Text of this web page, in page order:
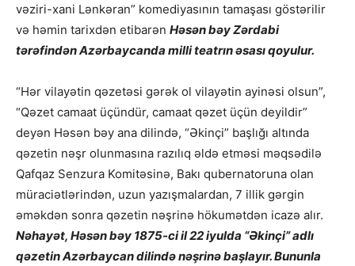
vəziri-xani Lənkəran” komediyasının tamaşası göstərilir
və həmin tarixdən etibarən Həsən bəy Zərdabi
tərəfindən Azərbaycanda milli teatrın əsası qoyulur.
“Hər vilayətin qəzetəsi gərək ol vilayətin ayinəsi olsun”,
“Qəzet camaat üçündür, camaat qəzet üçün deyildir”
deyən Həsən bəy ana dilində, “Əkinçi” başlığı altında
qəzetin nəşr olunmasına razılıq əldə etməsi məqsədilə
Qafqaz Senzura Komitəsinə, Bakı qubernatoruna olan
müraciətlərindən, uzun yazışmalardan, 7 illik gərgin
əməkdən sonra qəzetin nəşrinə hökumətdən icazə alır.
Nəhayət, Həsən bəy 1875-ci il 22 iyulda “Əkinçi” adlı
qəzetin Azərbaycan dilində nəşrinə başlayır. Bununla